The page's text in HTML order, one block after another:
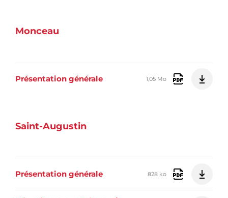
Monceau
Présentation générale 1,05 Mo
Saint-Augustin
Présentation générale 828 ko